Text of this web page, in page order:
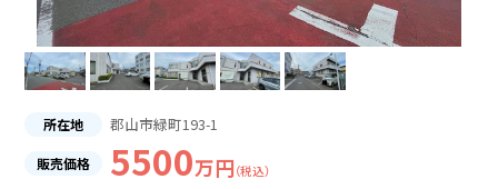
お問い合わせ
所在地 郡山市緑町193-1
販売価格 5500万円 （税込）